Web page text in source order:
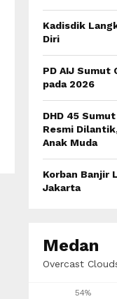
Kadisdik
Diri
PD AIJ Sumut
pada 2026
DHD 45
Resmi
Anak Muda
Korban Banjir
Jakarta
Medan
Overcast
54%